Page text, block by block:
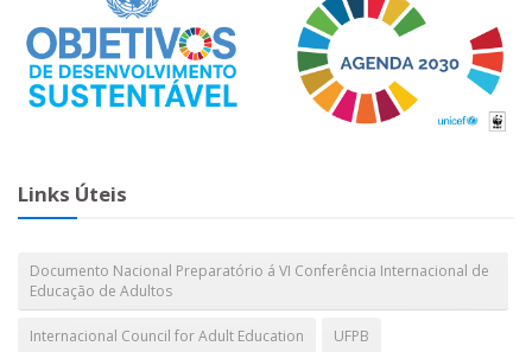
Links Úteis
Documento Nacional Preparatório á VI Conferência Internacional de
Educação de Adultos
Internacional Council for Adult Education UFPB